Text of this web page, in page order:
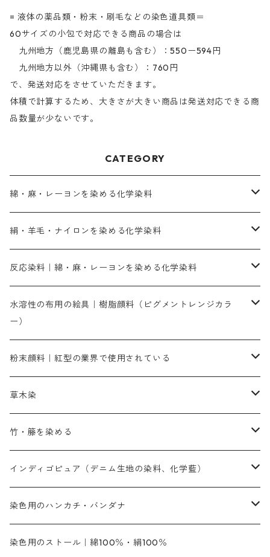
= 液体の薬品類・粉末・刷毛などの染色道具類＝
60サイズの小包で対応できる商品の場合は
九州地方（鹿児島県の離島も含む）：550ー594円
九州地方以外（沖縄県も含む）：760円
で、発送対応をさせていただきます。
体積で計算するため、大きさが大きい商品は発送対応できる商
品数量が少ないです。
CATEGORY
綿・麻・レーヨンを染める化学染料
直接染料－染色手順が簡単
人気のおすすめ直接染料
染色に必要な薬品類
橙色系
青色系
紫色系
緑色系
絹・羊毛・ナイロンを染める化学染料
お買い得品
染料一覧
人気のおすすめ染料
橙色系
緑色系
染色に必要な薬品類
補助薬品
反応染料｜綿・麻・レーヨンを染める化学染料
お勧めの3原色（赤・青・黄色）
お勧め｜スミフィックス～
3原色以外の色目
赤色
茶色｜20g入りのみ公開
染色に必要な薬品
アルカリ剤
補助薬品
捺染に必要な材料
捺染糊
水溶性の布用の絵具｜樹脂顔料（ピグメントレンジカラ
ー）
ネオカラー（色）
内容量：100g
内容量：500g
バィンダー（定着剤）
増粘剤
黄色系
エロ―M3G｜定番の色合い
エロー ＭＧＲ｜明るい緑みの黄色
オレンジ系
オレンヂMG｜黄みの橙色
赤色系
粉末顔料｜紅型の業界で使用されている
赤色系
本洋紅
代用朱黄色口
黄色系
ファストエロ―10GN（鮮やかな黄色）
ファストエロ―5GN（黄色）
青色系
NSBAブルー
群青
白色｜胡粉
黒色｜在庫処分特価
草木染
植物染料
人気のおすすめ植物染料
インド茜・西洋茜の個別販売
濃染処理剤｜ソルバックスPS－900
媒染剤
アルミ媒染剤
ソーダ灰｜アルカリ性のPH調整剤
竹・籐を染める
人気のおすすめ竹・藤を染める染料
塩基性染料（混色可能）
ビスマークブロンB｜赤茶色
オリジナル染料｜スス竹色｜ミキセットファストブロンGR
インディゴピュア（デニム生地の染料、化学藍）
初心者向けお試しセット販売
インディゴピュア
染色用のハンカチ・バンダナ
45cm×45cm（ハンカチ）｜端の始末も綿糸｜タグなし
染色用のストール｜綿100％・絹100％